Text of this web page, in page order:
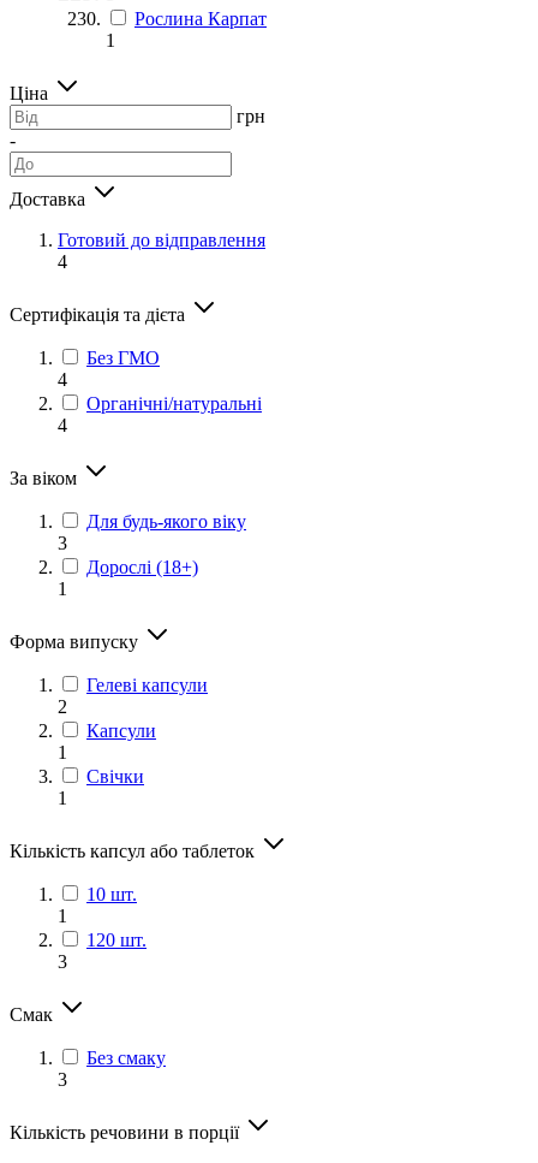
Рослина Карпат
1
Ціна
грн
-
Доставка
Готовий до відправлення
4
Сертифікація та дієта
Без ГМО
4
Органічні/натуральні
4
За віком
Для будь-якого віку
3
Дорослі (18+)
1
Форма випуску
Гелеві капсули
2
Капсули
1
Свічки
1
Кількість капсул або таблеток
10 шт.
1
120 шт.
3
Смак
Без смаку
3
Кількість речовини в порції